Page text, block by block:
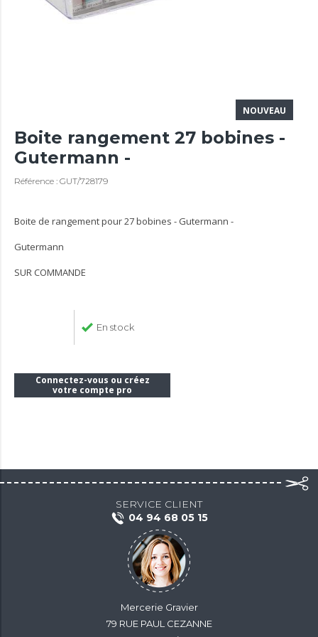
NOUVEAU
Boite rangement 27 bobines -
Gutermann -
Référence : GUT/728179
Boite de rangement pour 27 bobines - Gutermann -
Gutermann
SUR COMMANDE
En stock
Connectez-vous ou créez
votre compte pro
SERVICE CLIENT
04 94 68 05 15
Mercerie Gravier
79 RUE PAUL CEZANNE